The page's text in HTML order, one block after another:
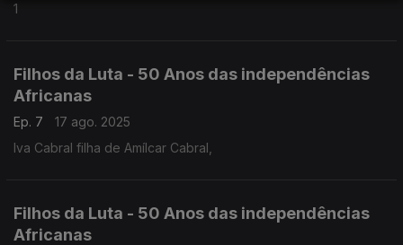
1
Filhos da Luta - 50 Anos das independências
Africanas
Ep. 7
17 ago. 2025
Iva Cabral filha de Amílcar Cabral,
Filhos da Luta - 50 Anos das independências
Africanas